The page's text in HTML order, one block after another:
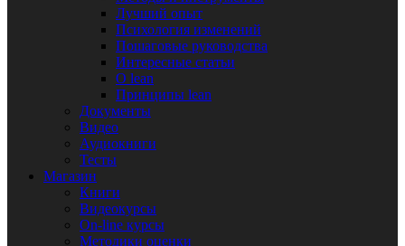
Лучший опыт
Психология изменений
Пошаговые руководства
Интересные статьи
O lean
Принципы lean
Документы
Видео
Аудиокниги
Тесты
Магазин
Книги
Видеокурсы
On-line курсы
Методики оценки